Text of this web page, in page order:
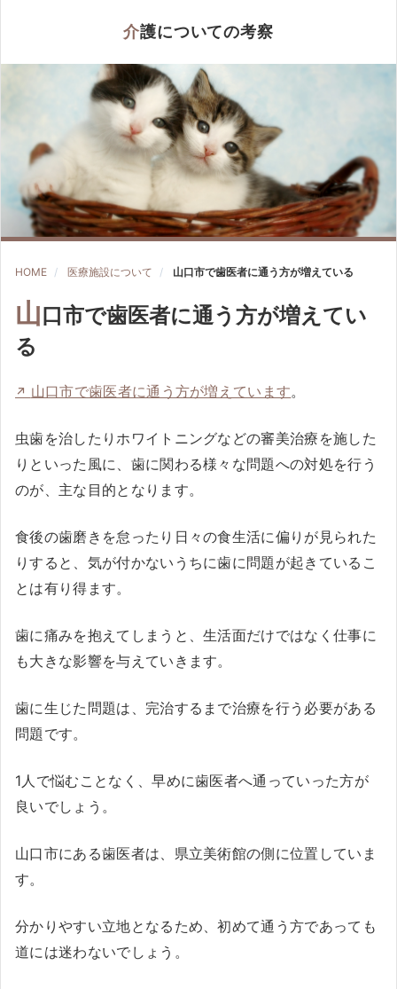
介護についての考察
HOME 医療施設について 山口市で歯医者に通う方が増えている
山口市で歯医者に通う方が増えてい
る
山口市で歯医者に通う方が増えています。
虫歯を治したりホワイトニングなどの審美治療を施した
りといった風に、歯に関わる様々な問題への対処を行う
のが、主な目的となります。
食後の歯磨きを怠ったり日々の食生活に偏りが見られた
りすると、気が付かないうちに歯に問題が起きているこ
とは有り得ます。
歯に痛みを抱えてしまうと、生活面だけではなく仕事に
も大きな影響を与えていきます。
歯に生じた問題は、完治するまで治療を行う必要がある
問題です。
1人で悩むことなく、早めに歯医者へ通っていった方が
良いでしょう。
山口市にある歯医者は、県立美術館の側に位置していま
す。
分かりやすい立地となるため、初めて通う方であっても
道には迷わないでしょう。